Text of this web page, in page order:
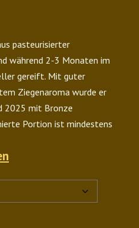
pasteurisierter
während 2-3 Monaten im
gereift. Mit guter
Ziegenaroma wurde er
2025 mit Bronze
Portion ist mindestens